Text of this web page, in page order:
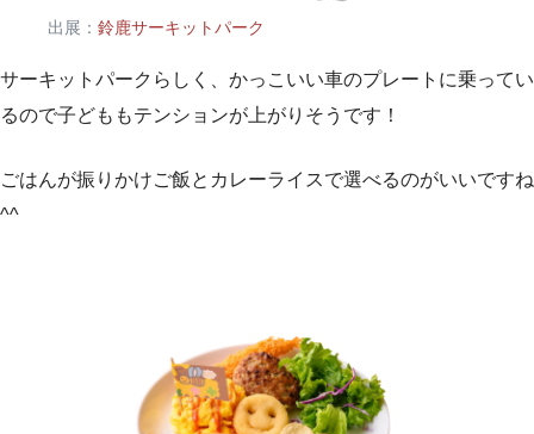
出展： 鈴鹿サーキットパーク
サーキットパークらしく、かっこいい車のプレートに乗ってい
るので子どももテンションが上がりそうです！
ごはんが振りかけご飯とカレーライスで選べるのがいいですね
^^